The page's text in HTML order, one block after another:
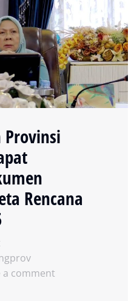
Provinsi
Rencana
a comment